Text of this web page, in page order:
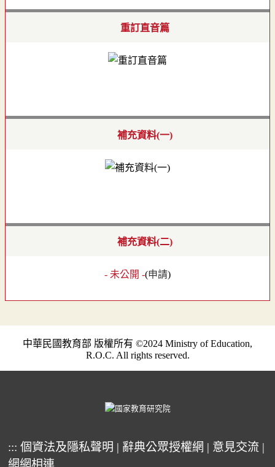
重訂直音篇
補充資料(一)
補充資料(二)
- 未公開 -(申請)
中華民國教育部 版權所有 ©2024 Ministry of Education,
R.O.C. All rights reserved.
::: 個資法及隱私聲明 | 辭典公眾授權網 | 意見交流 |
網網相連